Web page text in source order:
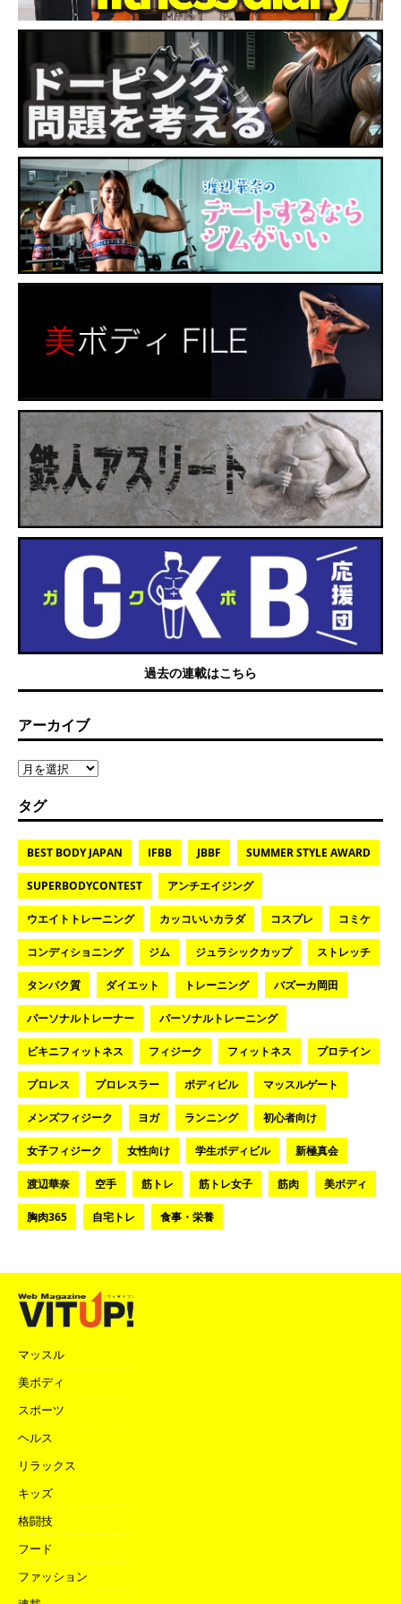
過去の連載はこちら
アーカイブ
タグ
BEST BODY JAPAN IFBB JBBF SUMMER STYLE AWARD
SUPERBODYCONTEST アンチエイジング
ウエイトトレーニング カッコいいカラダ コスプレ コミケ
コンディショニング ジム ジュラシックカップ ストレッチ
タンパク質 ダイエット トレーニング バズーカ岡田
パーソナルトレーナー パーソナルトレーニング
ビキニフィットネス フィジーク フィットネス プロテイン
プロレス プロレスラー ボディビル マッスルゲート
メンズフィジーク ヨガ ランニング 初心者向け
女子フィジーク 女性向け 学生ボディビル 新極真会
渡辺華奈 空手 筋トレ 筋トレ女子 筋肉 美ボディ
胸肉365 自宅トレ 食事・栄養
マッスル
美ボディ
スポーツ
ヘルス
リラックス
キッズ
格闘技
フード
ファッション